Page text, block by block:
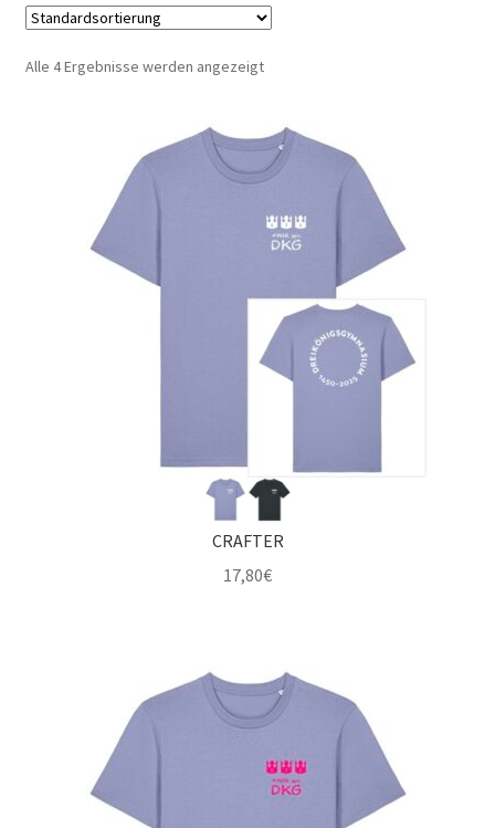
Kasse
Mein Konto
Alle 4 Ergebnisse werden angezeigt
CRAFTER
17,80€